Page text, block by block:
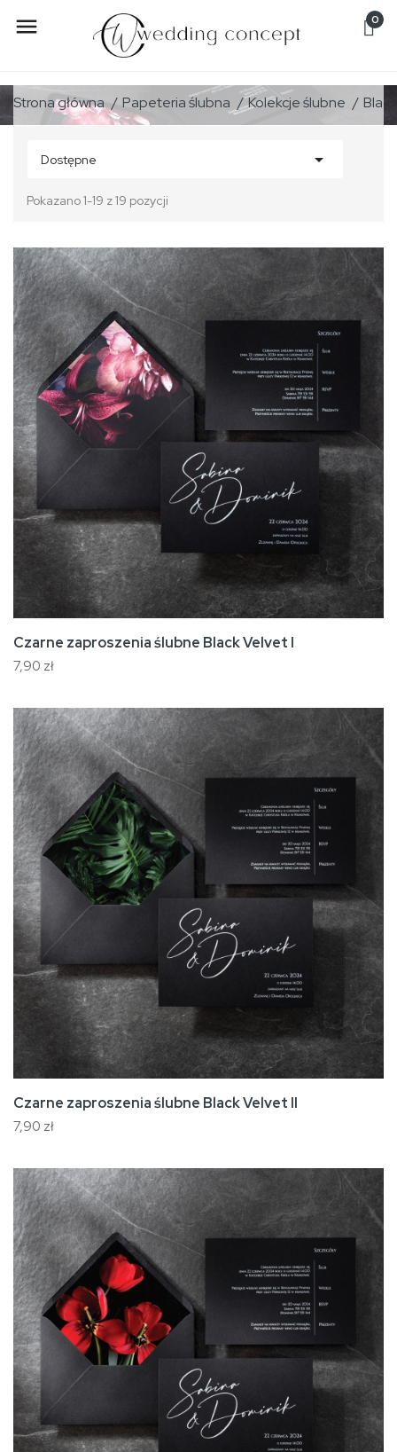
 0
Strona główna Papeteria ślubna Kolekcje ślubne
Dostępne 
Pokazano 1-19 z 19 pozycji
Czarne zaproszenia ślubne Black Velvet I
7,90 zł
Czarne zaproszenia ślubne Black Velvet II
7,90 zł